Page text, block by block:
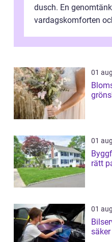
dusch. En
vardagskomforten
01
01
rätt
01
Bilservice